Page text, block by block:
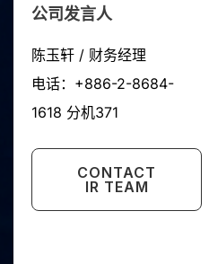
公司发言人
陈玉轩 / 财务经理
电话：+886-2-8684-
1618 分机371
CONTACT
IR TEAM